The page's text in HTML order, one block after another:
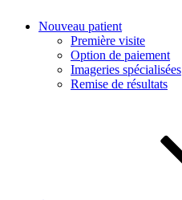
Nouveau patient
Première visite
Option de paiement
Imageries spécialisées
Remise de résultats